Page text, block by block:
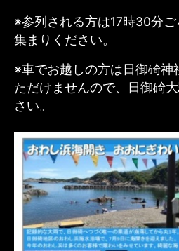
※参列される方は17時30分
集まりください。
※車でお越しの方は日御碕神
ただけませんので、日御碕
さい。